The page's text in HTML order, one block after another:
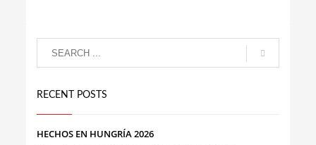
RECENT POSTS
HECHOS EN HUNGRÍA 2026